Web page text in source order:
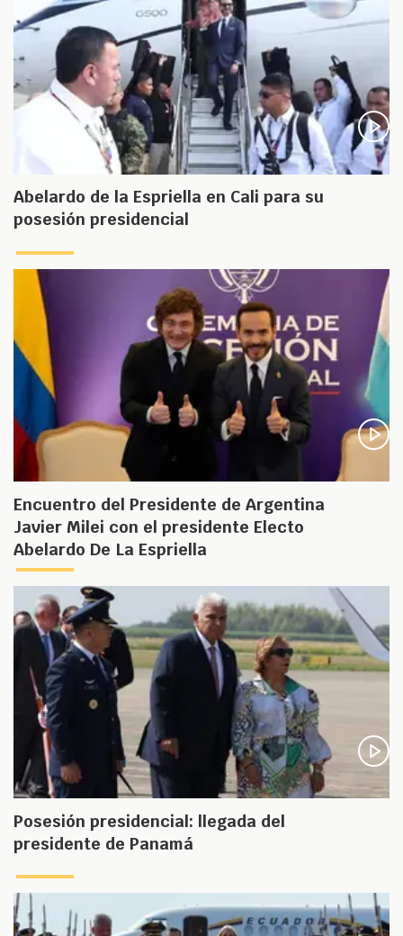
Abelardo de la Espriella en Cali para su
posesión presidencial
Encuentro del Presidente de Argentina
Javier Milei con el presidente Electo
Abelardo De La Espriella
Posesión presidencial: llegada del
presidente de Panamá